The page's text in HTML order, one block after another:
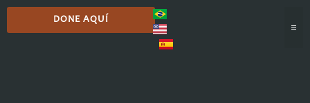
DONE AQUÍ